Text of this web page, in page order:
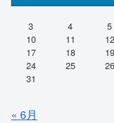
3
4 5
10
11 12
17
18 19
24
25 26
31
« 6月